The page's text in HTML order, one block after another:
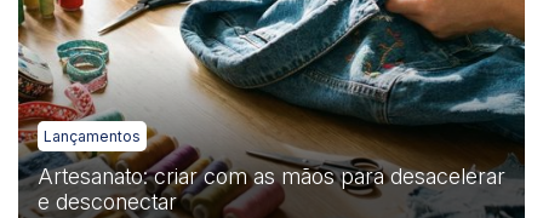
Lançamentos
Artesanato: criar com as mãos para desacelerar
e desconectar